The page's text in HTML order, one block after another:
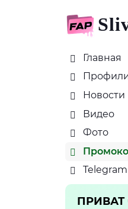
Главная
Новости
Видео
Фото
Telegram
ПРИВАТ